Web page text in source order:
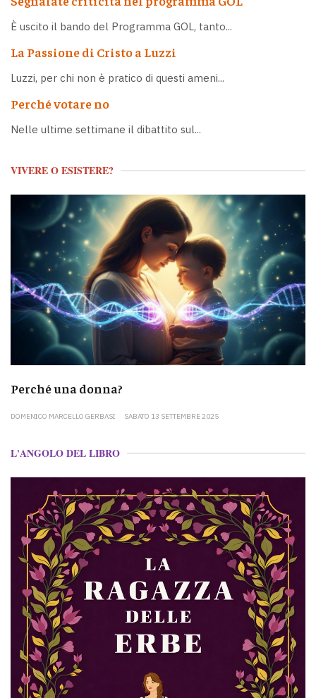
È uscito il bando del Programma GOL, tanto...
La Passione di Cristo a Luzzi
Luzzi, per chi non è pratico di questi ameni...
Perché votare no
Nelle ultime settimane il dibattito sul...
VIVERE O ESISTERE?
Perché una donna?
DOMENICO MARCELLO GERBASI SABATO 13 SETTEMBRE 2025
L'ANGOLO DEL LIBRO